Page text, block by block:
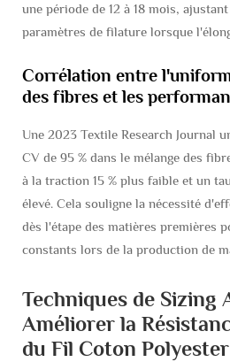
une période de 12 à 18 mois,
paramètres de filature lorsque
Corrélation entre
des fibres et les
Une 2023 Textile Research Journal
CV de 95 % dans le mélange des
à la traction 15 % plus faible et un
élevé. Cela souligne la nécessité
dès l'étape des matières premières
constants lors de la production de
Techniques de Sizing
Améliorer la
du Fil Coton Polyester